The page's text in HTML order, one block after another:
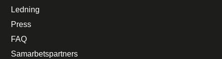
Ledning
Press
FAQ
Samarbetspartners